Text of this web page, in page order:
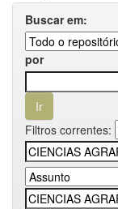
Buscar em:
por
Filtros correntes: